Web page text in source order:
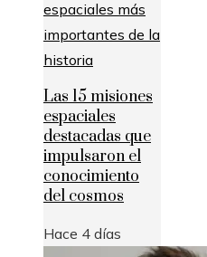
Las 15 misiones
espaciales
destacadas que
impulsaron el
conocimiento
del cosmos
Hace 4 días